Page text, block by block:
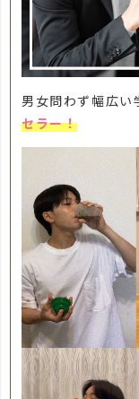
男女問わず幅広い
セラー！